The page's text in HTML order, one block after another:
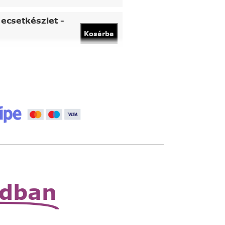
-
Kosárba
nagyító